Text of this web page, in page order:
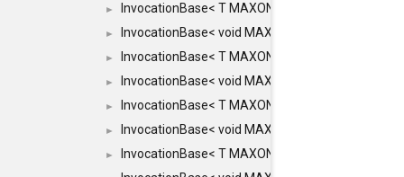
► InvocationBase< T
► InvocationBase< void
► InvocationBase< T
► InvocationBase< void
► InvocationBase< T
► InvocationBase< void
► InvocationBase< T